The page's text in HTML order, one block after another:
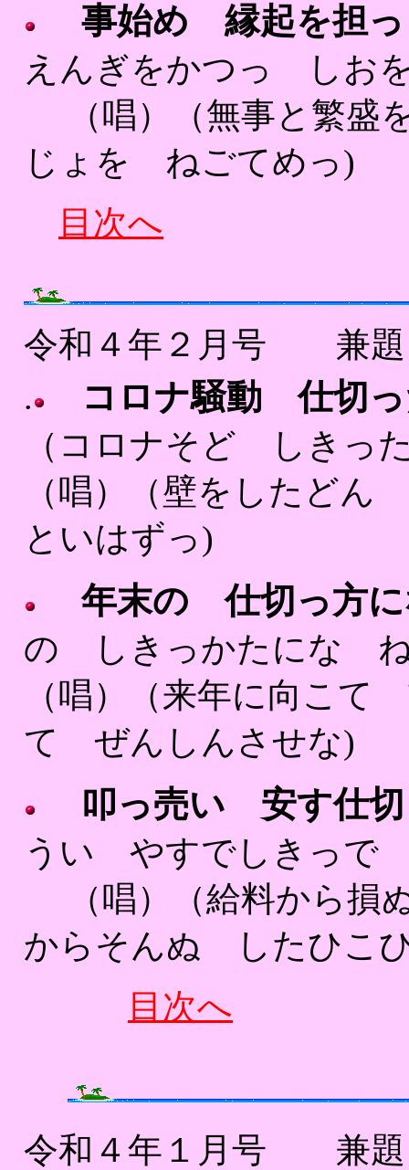
事始め 縁起を担
えんぎをかつっ しお
（唱）（無事と繁盛
じょを ねごてめっ)
目次へ
令和４年２月号 兼
.
コロナ騒動 仕切
（コロナそど しきっ
（唱）（壁をしたど
といはずっ)
年末の 仕切っ方
の しきっかたにな ね
（唱）（来年に向こ
て ぜんしんさせな)
叩っ売い 安す仕
うい やすでしきっで
（唱）（給料から損
からそんぬ したひこ
目次へ
令和４年１月号 兼